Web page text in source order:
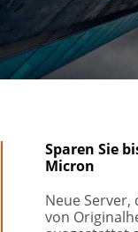
Sparen Sie
Micron
Neue
von